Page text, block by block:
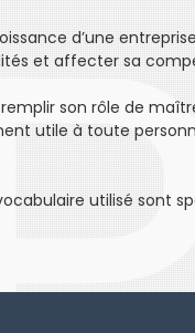
d’une
et affecter sa
son rôle de
utile à toute
utilisé sont